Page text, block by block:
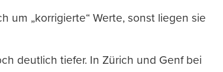
um „korrigierte“ Werte, sonst liegen sie
deutlich tiefer. In Zürich und Genf bei